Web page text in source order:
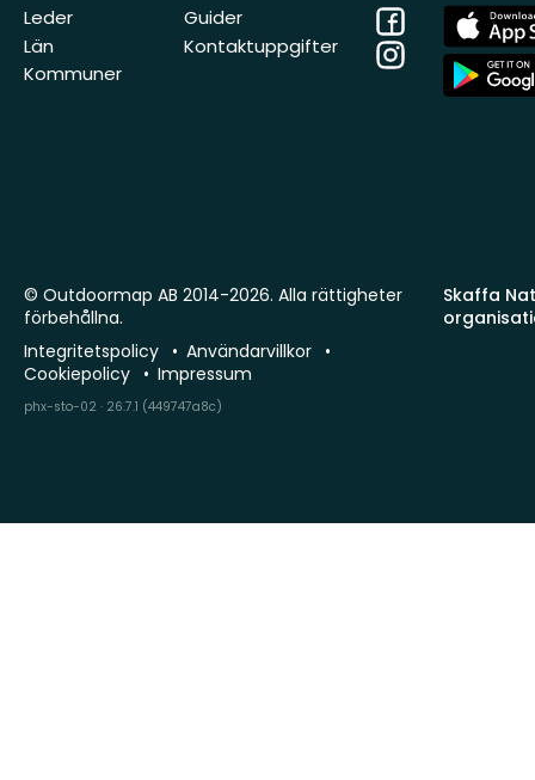
Leder
Län
Kommuner
Guider
Kontaktuppgifter
Facebook
Instagram
App
Store
App
Store
Skaffa
© Outdoormap AB 2014-2026. Alla rättigheter
förbehållna.
Integritetspolicy
Användarvillkor
Cookiepolicy
Impressum
phx-sto-02 · 26.7.1 (449747a8c)